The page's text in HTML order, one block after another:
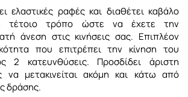
ελαστικές ραφές και διαθέτει καβάλο
τέτοιο τρόπο ώστε να έχετε την
άνεση στις κινήσεις σας. Επιπλέον
που επιτρέπει την κίνηση του
2 κατευνθύσεις. Προσδίδει άριστη
να μετακινείται ακόμη και κάτω από
δράσης.